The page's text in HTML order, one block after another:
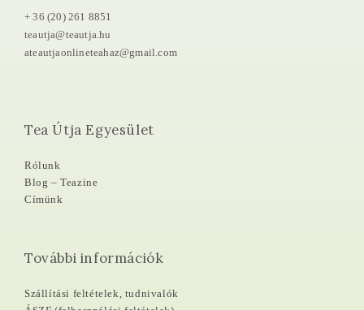
+ 36 (20) 261 8851
teautja@teautja.hu
ateautjaonlineteahaz@gmail.com
Tea Útja Egyesület
Rólunk
Blog – Teazine
Címünk
További információk
Szállítási feltételek, tudnivalók